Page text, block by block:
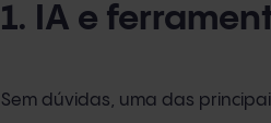
1. IA e
Sem dúvidas, uma das